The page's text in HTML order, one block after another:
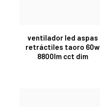
ventilador led aspas
retráctiles taoro 60w
8800lm cct dim